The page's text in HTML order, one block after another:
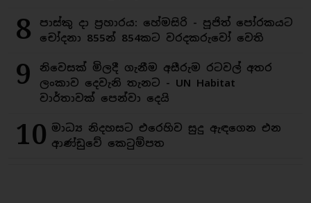
8
පාස්කු දා ප්‍රහාරය: හේමසිරි - පූජිත් පෝරකයට
චෝදනා 855න් 854කට වරදකරුවෝ වෙති
9
නිවෙසක් මිලදී ගැනීම අසීරුම රටවල් අතර
ලංකාව දෙවැනි තැනට - UN Habitat
වාර්තාවක් පෙන්වා දෙයි
10 මාධ්‍ය නිදහසට එරෙහිව සුදු ඇඳගෙන එන
ආණ්ඩුවේ කෙටුම්පත